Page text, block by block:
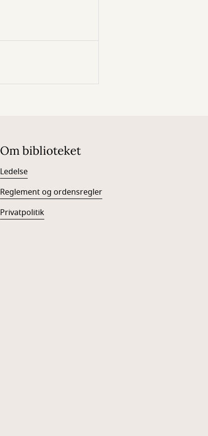
Om biblioteket
Ledelse
Reglement og ordensregler
Privatpolitik